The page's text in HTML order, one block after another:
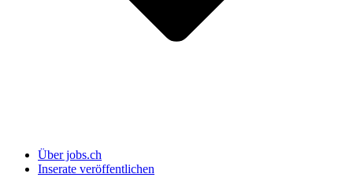
Über jobs.ch
Inserate veröffentlichen